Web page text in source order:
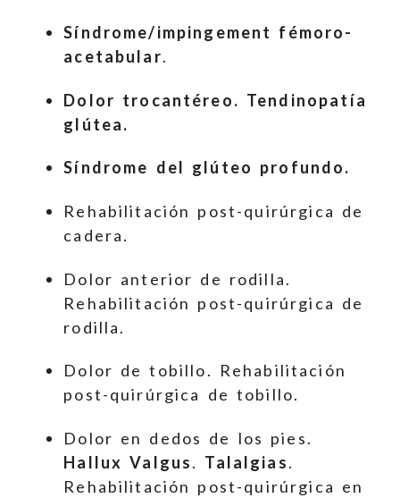
Síndrome/impingement fémoro-
acetabular.
Dolor trocantéreo. Tendinopatía
glútea.
Síndrome del glúteo profundo.
Rehabilitación post-quirúrgica de
cadera.
Dolor anterior de rodilla.
Rehabilitación post-quirúrgica de
rodilla.
Dolor de tobillo. Rehabilitación
post-quirúrgica de tobillo.
Dolor en dedos de los pies.
Hallux Valgus. Talalgias.
Rehabilitación post-quirúrgica en